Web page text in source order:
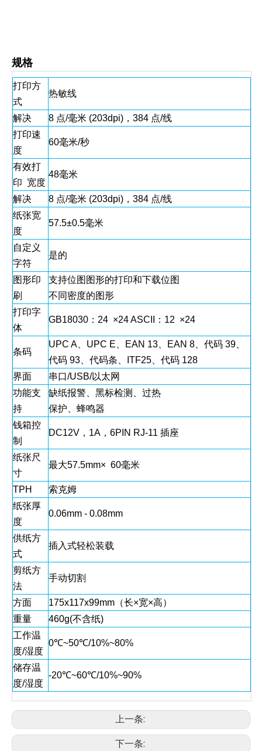
规格
打印方
式
热敏线
解决
8 点/毫米 (203dpi)，384 点/线
打印速
度
60毫米/秒
有效打
印 宽度
48毫米
解决
8 点/毫米 (203dpi)，384 点/线
纸张宽
度
57.5±0.5毫米
自定义
字符
是的
图形印
刷
支持位图图形的打印和下载位图
不同密度的图形
打印字
体
GB18030：24 ×24 ASCII：12 ×24
条码
UPC A、UPC E、EAN 13、EAN 8、代码 39、
代码 93、代码条、ITF25、代码 128
界面
串口/USB/以太网
功能支
持
缺纸报警、黑标检测、过热
保护、蜂鸣器
钱箱控
制
DC12V，1A，6PIN RJ-11 插座
纸张尺
寸
最大57.5mm× 60毫米
TPH
索克姆
纸张厚
度
0.06mm - 0.08mm
供纸方
式
插入式轻松装载
剪纸方
法
手动切割
方面
175x117x99mm（长×宽×高）
重量
460g(不含纸)
工作温
度/湿度
0℃~50℃/10%~80%
储存温
度/湿度
-20℃~60℃/10%~90%
上一条:
下一条: